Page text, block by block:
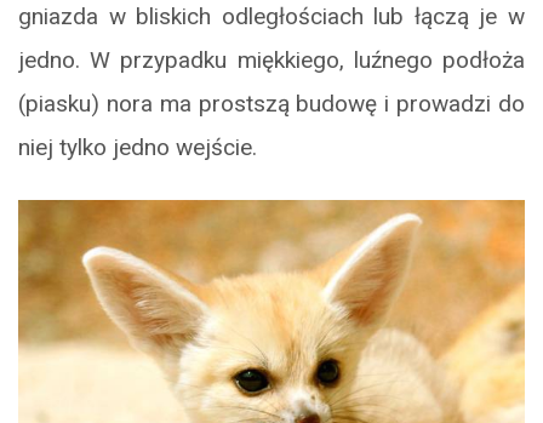
gniazda w bliskich odległościach lub łączą je w
jedno. W przypadku miękkiego, luźnego podłoża
(piasku) nora ma prostszą budowę i prowadzi do
niej tylko jedno wejście.